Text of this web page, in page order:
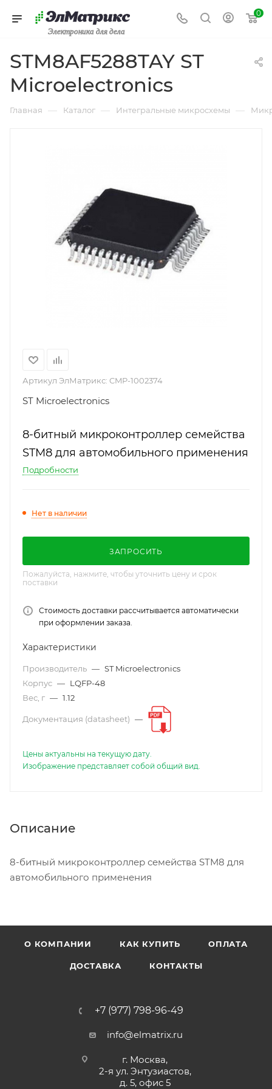
Электроника для дела
0
STM8AF5288TAY ST
Microelectronics
Главная — Каталог — Интегральные микросхемы —
Артикул ЭлМатрикс: CMP-1002374
ST Microelectronics
8-битный микроконтроллер семейства
STM8 для автомобильного применения
Подробности
Нет в наличии
ЗАПРОСИТЬ
Пожалуйста, нажмите, чтобы уточнить цену и срок
поставки
Стоимость доставки рассчитывается автоматически
при оформлении заказа.
Характеристики
Производитель — ST Microelectronics
Корпус — LQFP-48
Вес, г — 1.12
Документация (datasheet) —
Цены актуальны на текущую дату.
Изображение представляет собой общий вид.
Описание
8-битный микроконтроллер семейства STM8 для
автомобильного применения
О КОМПАНИИ КАК КУПИТЬ ОПЛАТА
ДОСТАВКА КОНТАКТЫ
+7 (977) 798-96-49
info@elmatrix.ru
г. Москва,
2-я ул. Энтузиастов,
д. 5, офис 5